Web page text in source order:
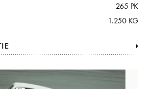
265 PK
1.250 KG